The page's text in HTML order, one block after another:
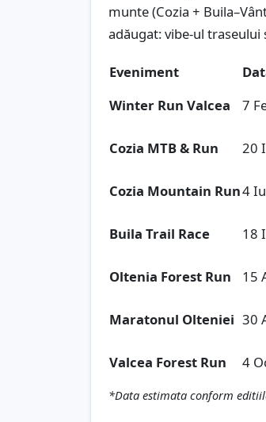
munte (Cozia +
adăugat: vibe-ul
Eveniment
Winter Run Valcea
7
Cozia MTB & Run 20
Cozia Mountain Run4
Buila Trail Race 18
Oltenia Forest Run 15
Maratonul Olteniei 30
Valcea Forest Run 4
*Data estimata conform